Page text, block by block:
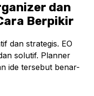
dan
Berpikir
dan strategis. EO
solutif. Planner
ide tersebut benar-